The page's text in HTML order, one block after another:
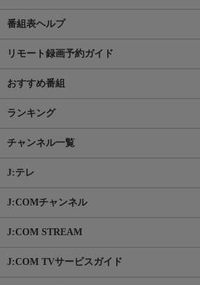
番組表ヘルプ
リモート録画予約ガイド
おすすめ番組
ランキング
チャンネル一覧
J:テレ
J:COMチャンネル
J:COM STREAM
J:COM TVサービスガイド